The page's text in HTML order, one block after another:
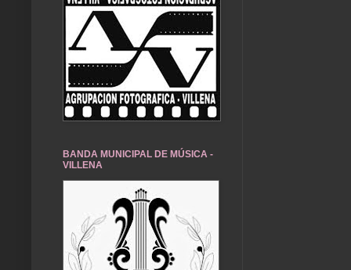
BANDA MUNICIPAL DE MÚSICA -
VILLENA